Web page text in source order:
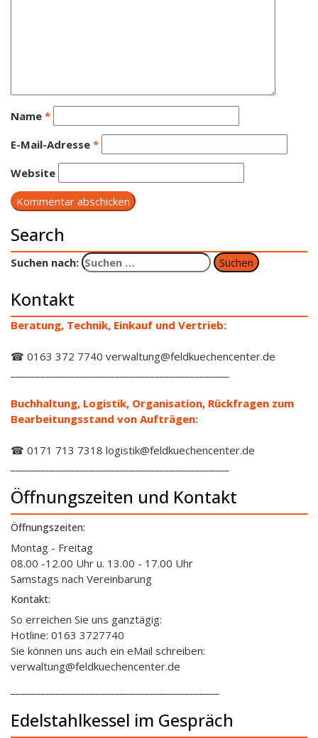
Name *
E-Mail-Adresse *
Website
Search
Suchen nach:
Kontakt
Beratung, Technik, Einkauf und Vertrieb:
☎ 0163 372 7740 verwaltung@feldkuechencenter.de
Buchhaltung, Logistik, Organisation, Rückfragen zum
Bearbeitungsstand von Aufträgen:
☎ 0171 713 7318 logistik@feldkuechencenter.de
Öffnungszeiten und Kontakt
Öffnungszeiten:
Montag - Freitag
08.00 -12.00 Uhr u. 13.00 - 17.00 Uhr
Samstags nach Vereinbarung
Kontakt:
So erreichen Sie uns ganztägig:
Hotline: 0163 3727740
Sie können uns auch ein eMail schreiben:
verwaltung@feldkuechencenter.de
Edelstahlkessel im Gespräch